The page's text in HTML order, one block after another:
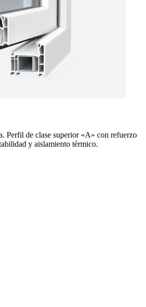
Perfil de clase superior «A» con refuerzo
y aislamiento térmico.